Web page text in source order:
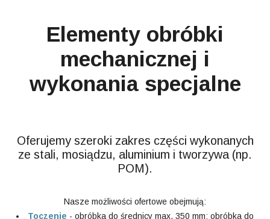
Elementy obróbki
mechanicznej i
wykonania specjalne
Oferujemy szeroki zakres części wykonanych
ze stali, mosiądzu, aluminium i tworzywa (np.
POM).
Nasze możliwości ofertowe obejmują:
Toczenie - obróbka do średnicy max. 350 mm; obróbka do